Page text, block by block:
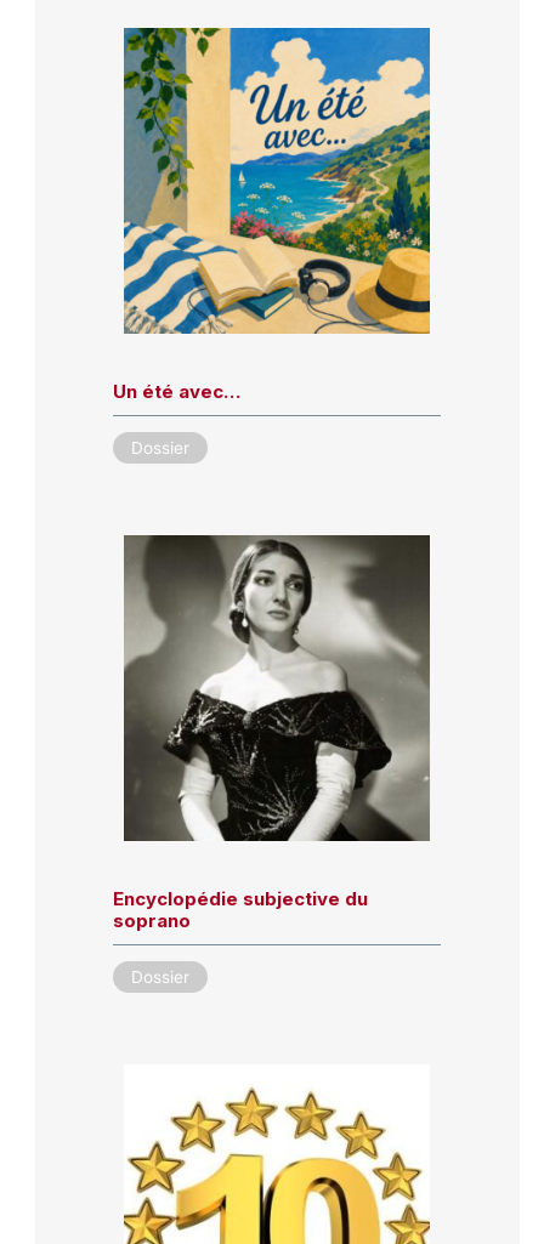
Un été avec…
Dossier
Encyclopédie subjective du
soprano
Dossier